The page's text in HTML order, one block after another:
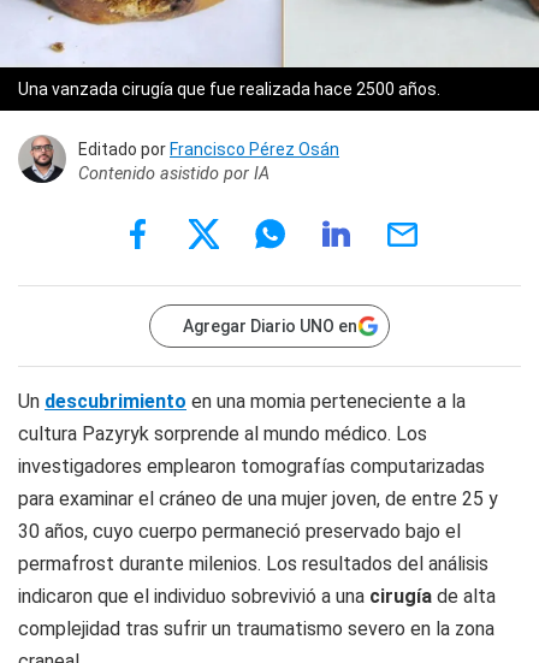
Una vanzada cirugía que fue realizada hace 2500 años.
Editado por Francisco Pérez Osán
Contenido asistido por IA
Agregar Diario UNO en
Un descubrimiento en una momia perteneciente a la
cultura Pazyryk sorprende al mundo médico. Los
investigadores emplearon tomografías computarizadas
para examinar el cráneo de una mujer joven, de entre 25 y
30 años, cuyo cuerpo permaneció preservado bajo el
permafrost durante milenios. Los resultados del análisis
indicaron que el individuo sobrevivió a una cirugía de alta
complejidad tras sufrir un traumatismo severo en la zona